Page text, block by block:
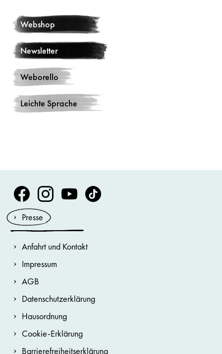
Webshop
Newsletter
Weborello
Leichte Sprache
Volksoper Facebook
Volksoper Instagram
Volksoper Youtube
Volksoper TikTok
Presse
Anfahrt und Kontakt
Impressum
AGB
Datenschutzerklärung
Hausordnung
Cookie-Erklärung
Barrierefreiheitserklärung